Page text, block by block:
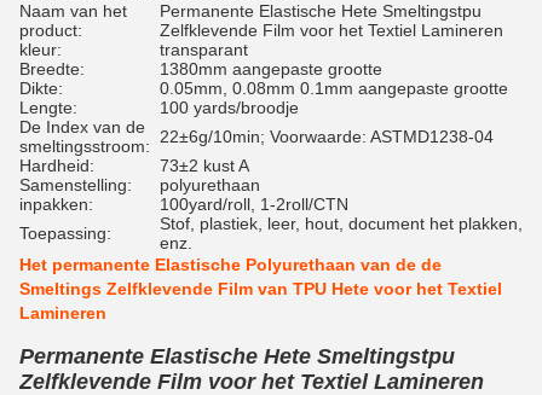
Naam van het
product:
Permanente Elastische Hete Smeltingstpu
Zelfklevende Film voor het Textiel Lamineren
kleur:
transparant
Breedte:
1380mm aangepaste grootte
Dikte:
0.05mm, 0.08mm 0.1mm aangepaste grootte
Lengte:
100 yards/broodje
De Index van de
smeltingsstroom:
22±6g/10min; Voorwaarde: ASTMD1238-04
Hardheid:
73±2 kust A
Samenstelling:
polyurethaan
inpakken:
100yard/roll, 1-2roll/CTN
Toepassing:
Stof, plastiek, leer, hout, document het plakken,
enz.
Het permanente Elastische Polyurethaan van de de
Smeltings Zelfklevende Film van TPU Hete voor het Textiel
Lamineren
Permanente Elastische Hete Smeltingstpu
Zelfklevende Film voor het Textiel Lamineren